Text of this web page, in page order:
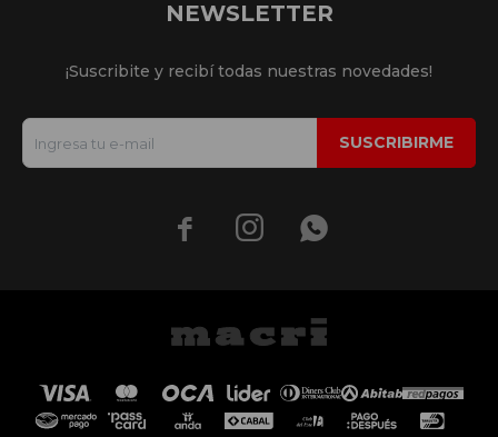
NEWSLETTER
¡Suscribite y recibí todas nuestras novedades!
SUSCRIBIRME
  